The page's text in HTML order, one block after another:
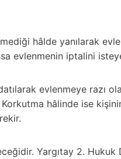
hâlde yanılarak
evlenmenin iptalini
evlenmeye razı
hâlinde ise
Yargıtay 2. Hukuk